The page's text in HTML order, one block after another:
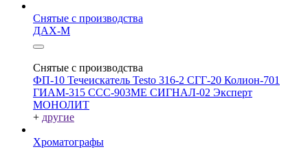
Снятые с производства
ДАХ-М
Снятые с производства
ФП-10 Течеискатель Testo 316-2 СГГ-20 Колион-701
ГИАМ-315 ССС-903МЕ СИГНАЛ-02 Эксперт
МОНОЛИТ
+ другие
Хроматографы